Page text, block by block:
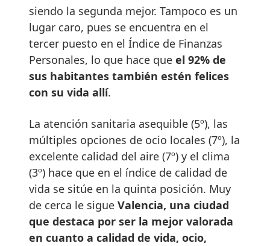
siendo la segunda mejor. Tampoco es un
lugar caro, pues se encuentra en el
tercer puesto en el Índice de Finanzas
Personales, lo que hace que el 92% de
sus habitantes también estén felices
con su vida allí.
La atención sanitaria asequible (5º), las
múltiples opciones de ocio locales (7º), la
excelente calidad del aire (7º) y el clima
(3º) hace que en el índice de calidad de
vida se sitúe en la quinta posición. Muy
de cerca le sigue Valencia, una ciudad
que destaca por ser la mejor valorada
en cuanto a calidad de vida, ocio,